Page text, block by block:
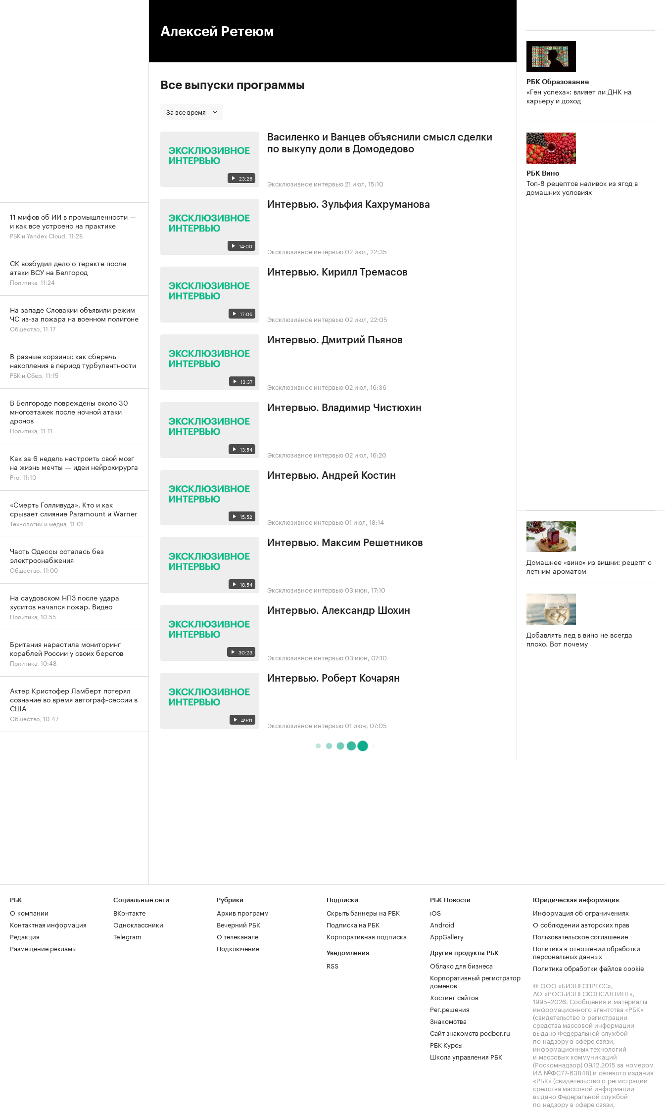
Алексей Ретеюм
Все выпуски программы
За все время
23:26
Василенко и Ванцев объяснили смысл сделки
по выкупу доли в Домодедово
Эксклюзивное интервью 21 июл, 15:10
14:00
Интервью. Зульфия Кахруманова
Эксклюзивное интервью 02 июл, 22:35
17:06
Интервью. Кирилл Тремасов
Эксклюзивное интервью 02 июл, 22:05
13:37
Интервью. Дмитрий Пьянов
Эксклюзивное интервью 02 июл, 16:36
13:54
Интервью. Владимир Чистюхин
Эксклюзивное интервью 02 июл, 16:20
15:52
Интервью. Андрей Костин
Эксклюзивное интервью 01 июл, 18:14
18:54
Интервью. Максим Решетников
Эксклюзивное интервью 03 июн, 17:10
30:23
Интервью. Александр Шохин
Эксклюзивное интервью 03 июн, 07:10
49:11
Интервью. Роберт Кочарян
Эксклюзивное интервью 01 июн, 07:05
РБК Образование
«Ген успеха»: влияет ли ДНК на
карьеру и доход
РБК Вино
Топ-8 рецептов наливок из ягод в
домашних условиях
Домашнее «вино» из вишни: рецепт с
летним ароматом
Добавлять лед в вино не всегда
плохо. Вот почему
11 мифов об ИИ в промышленности —
и как все устроено на практике
РБК и Yandex Cloud, 11:28
СК возбудил дело о теракте после
атаки ВСУ на Белгород
Политика, 11:24
На западе Словакии объявили режим
ЧС из-за пожара на военном полигоне
Общество, 11:17
В разные корзины: как сберечь
накопления в период турбулентности
РБК и Сбер, 11:15
В Белгороде повреждены около 30
многоэтажек после ночной атаки
дронов
Политика, 11:11
Как за 6 недель настроить свой мозг
на жизнь мечты — идеи нейрохирурга
Pro, 11:10
«Смерть Голливуда». Кто и как
срывает слияние Paramount и Warner
Технологии и медиа, 11:01
Часть Одессы осталась без
электроснабжения
Общество, 11:00
На саудовском НПЗ после удара
хуситов начался пожар. Видео
Политика, 10:55
Британия нарастила мониторинг
кораблей России у своих берегов
Политика, 10:48
Актер Кристофер Ламберт потерял
сознание во время автограф-сессии в
США
Общество, 10:47
РБК
О компании
Контактная информация
Редакция
Размещение рекламы
Социальные сети
ВКонтакте
Одноклассники
Telegram
Рубрики
Архив программ
Вечерний РБК
О телеканале
Подключение
Подписки
Скрыть баннеры на РБК
Подписка на РБК
Корпоративная подписка
Уведомления
RSS
РБК Новости
iOS
Android
AppGallery
Другие продукты РБК
Облако для бизнеса
Корпоративный регистратор
доменов
Хостинг сайтов
Рег.решения
Знакомства
Сайт знакомств podbor.ru
РБК Курсы
Школа управления РБК
Юридическая информация
Информация об ограничениях
О соблюдении авторских прав
Пользовательское соглашение
Политика в отношении обработки
персональных данных
Политика обработки файлов cookie
© ООО «БИЗНЕСПРЕСС»,
АО «РОСБИЗНЕСКОНСАЛТИНГ»,
1995–2026. Сообщения и материалы
информационного агентства «РБК»
(свидетельство о регистрации
средства массовой информации
выдано Федеральной службой
по надзору в сфере связи,
информационных технологий
и массовых коммуникаций
(Роскомнадзор) 09.12.2015 за номером
ИА №ФС77-63848) и сетевого издания
«РБК» (свидетельство о регистрации
средства массовой информации
выдано Федеральной службой
по надзору в сфере связи,